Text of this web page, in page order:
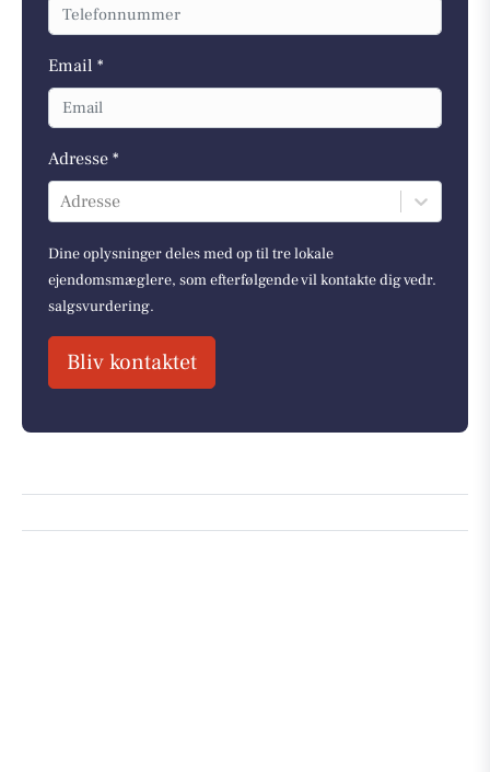
Email *
Adresse *
Adresse
Dine oplysninger deles med op til tre lokale
ejendomsmæglere, som efterfølgende vil kontakte dig vedr.
salgsvurdering.
Bliv kontaktet